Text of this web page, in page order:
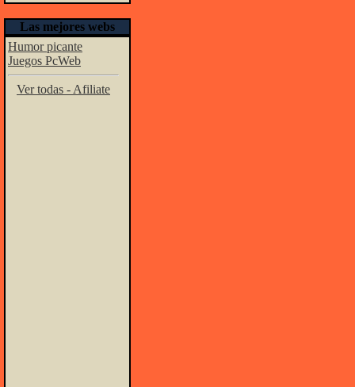
Las mejores webs
Humor picante
Juegos PcWeb
Ver todas - Afiliate